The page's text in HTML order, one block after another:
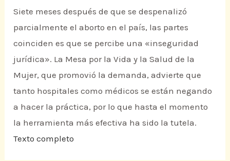
Siete meses después de que se despenalizó
parcialmente el aborto en el país, las partes
coinciden es que se percibe una «inseguridad
jurídica». La Mesa por la Vida y la Salud de la
Mujer, que promovió la demanda, advierte que
tanto hospitales como médicos se están negando
a hacer la práctica, por lo que hasta el momento
la herramienta más efectiva ha sido la tutela.
Texto completo